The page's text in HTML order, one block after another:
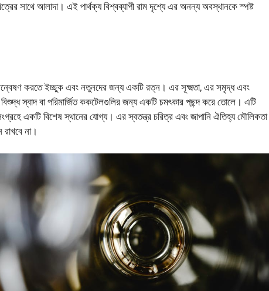
সাথে আলাদা। এই পার্থক্য বিশ্বব্যাপী রাম দৃশ্যে এর অনন্য অবস্থানকে স্পষ্ট
করতে ইচ্ছুক এবং নতুনদের জন্য একটি রত্ন। এর সূক্ষ্মতা, এর সমৃদ্ধ এবং
স্বাদ বা পরিমার্জিত ককটেলগুলির জন্য একটি চমৎকার পছন্দ করে তোলে। এটি
একটি বিশেষ স্থানের যোগ্য। এর স্বতন্ত্র চরিত্র এবং জাপানি ঐতিহ্য মৌলিকতা
না।